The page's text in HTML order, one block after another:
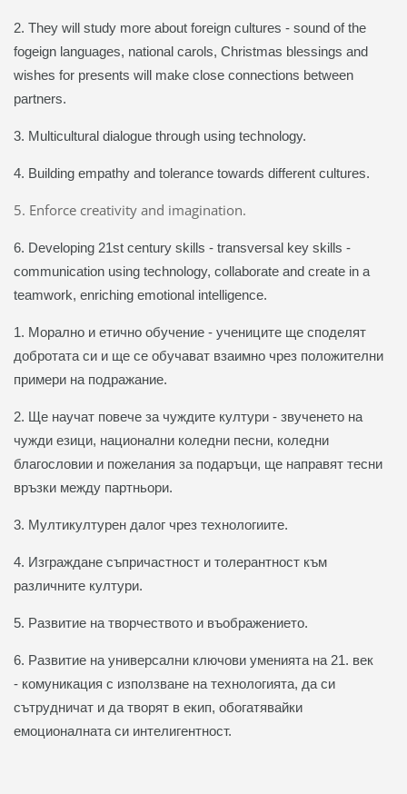
2. They will study more about foreign cultures - sound of the
fogeign languages, national carols, Christmas blessings and
wishes for presents will make close connections between
partners.
3. Multicultural dialogue through using technology.
4. Building empathy and tolerance towards different cultures.
5. Enforce creativity and imagination.
6. Developing 21st century skills - transversal key skills -
communication using technology, collaborate and create in a
teamwork, enriching emotional intelligence.
1. Морално и етично обучение - учениците ще споделят
добротата си и ще се обучават взаимно чрез положителни
примери на подражание.
2. Ще научат повече за чуждите култури - звученето на
чужди езици, национални коледни песни, коледни
благословии и пожелания за подаръци, ще направят тесни
връзки между партньори.
3. Мултикултурен далог чрез технологиите.
4. Изграждане съпричастност и толерантност към
различните култури.
5. Развитие на творчеството и въображението.
6. Развитие на универсални ключови уменията на 21. век
- комуникация с използване на технологията, да си
сътрудничат и да творят в екип, обогатявайки
емоционалната си интелигентност.